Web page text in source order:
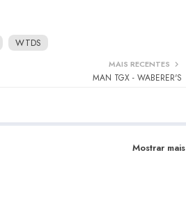
WTDS
MAIS RECENTES
MAN TGX - WABERER'S
Mostrar mais